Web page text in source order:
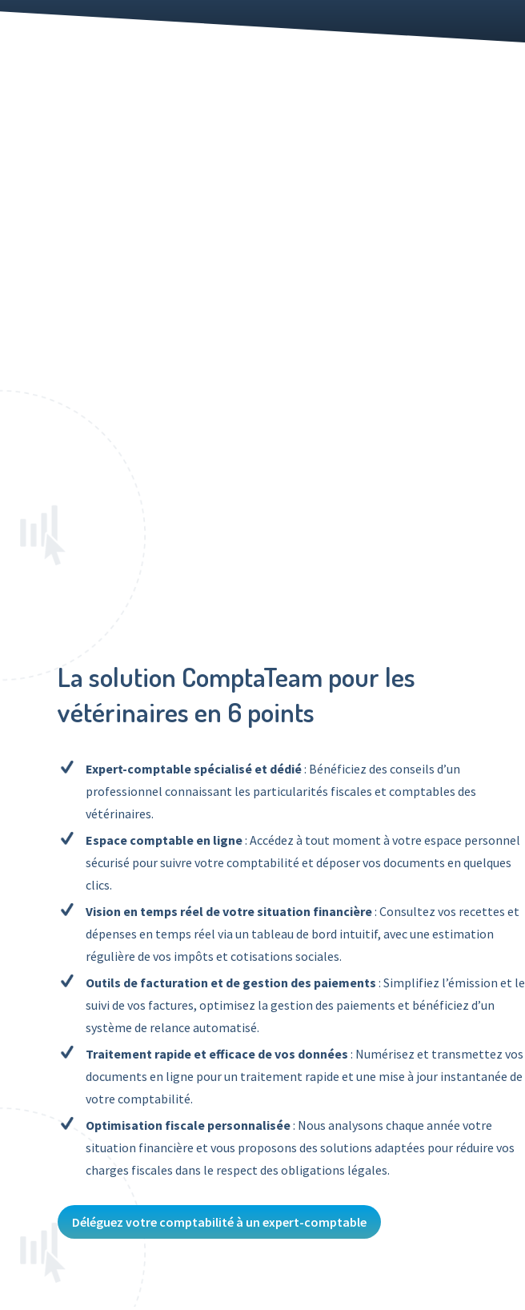
La solution ComptaTeam pour les
vétérinaires en 6 points
Expert-comptable spécialisé et dédié: Bénéficiez des conseils d’un
professionnel connaissant les particularités fiscales et comptables des
vétérinaires.
Espace comptable en ligne: Accédez à tout moment à votre espace personnel
sécurisé pour suivre votre comptabilité et déposer vos documents en quelques
clics.
Vision en temps réel de votre situation financière: Consultez vos recettes et
dépenses en temps réel via un tableau de bord intuitif, avec une estimation
régulière de vos impôts et cotisations sociales.
Outils de facturation et de gestion des paiements : Simplifiez l’émission et le
suivi de vos factures, optimisez la gestion des paiements et bénéficiez d’un
système de relance automatisé.
Traitement rapide et efficace de vos données : Numérisez et transmettez vos
documents en ligne pour un traitement rapide et une mise à jour instantanée de
votre comptabilité.
Optimisation fiscale personnalisée: Nous analysons chaque année votre
situation financière et vous proposons des solutions adaptées pour réduire vos
charges fiscales dans le respect des obligations légales.
Déléguez votre comptabilité à un expert-comptable